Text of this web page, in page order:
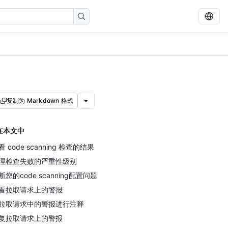
复制为 Markdown 格式
本文中
code scanning 检查的结果
检查失败的严重性级别
您的code scanning配置问题
拉取请求上的警报
取请求中的警报进行注释
拉取请求上的警报